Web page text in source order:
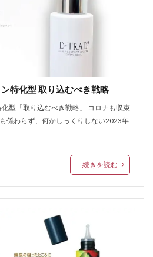
特化型 取り込むべき戦略
型「取り込むべき戦略」 コロナも収束
係わらず、何かしっくりしない2023年
続きを読む